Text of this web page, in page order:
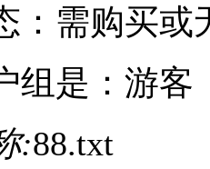
：需购买或
组是：游客
:88.txt